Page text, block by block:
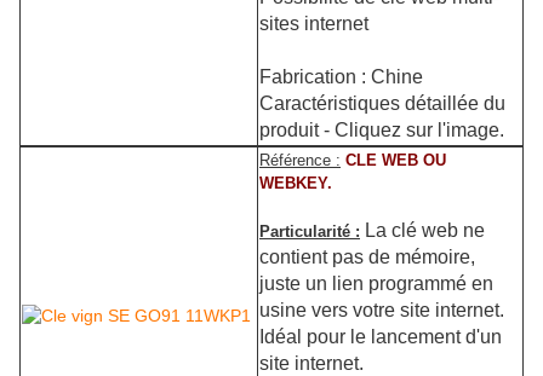
sites internet
Fabrication : Chine
Caractéristiques détaillée du
produit - Cliquez sur l'image.
Référence : CLE WEB OU
WEBKEY.
Particularité : La clé web ne
contient pas de mémoire,
juste un lien programmé en
usine vers votre site internet.
Idéal pour le lancement d'un
site internet.